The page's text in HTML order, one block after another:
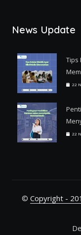
News Update
Tips
22
22
© Copyright -